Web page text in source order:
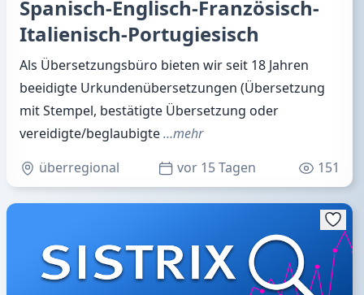
Spanisch-Englisch-Französisch-
Italienisch-Portugiesisch
Als Übersetzungsbüro bieten wir seit 18 Jahren
beeidigte Urkundenübersetzungen (Übersetzung
mit Stempel, bestätigte Übersetzung oder
vereidigte/beglaubigte…mehr
überregional
vor 15 Tagen 151